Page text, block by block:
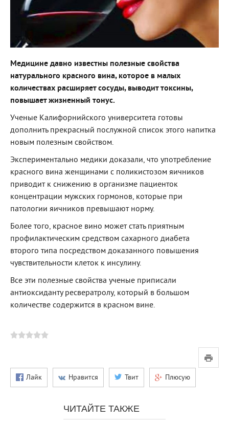
Медицине давно известны полезные свойства
натурального красного вина, которое в малых
количествах расширяет сосуды, выводит токсины,
повышает жизненный тонус.
Ученые Калифорнийского университета готовы
дополнить прекрасный послужной список этого напитка
новым полезным свойством.
Экспериментально медики доказали, что употребление
красного вина женщинами с поликистозом яичников
приводит к снижению в организме пациенток
концентрации мужских гормонов, которые при
патологии яичников превышают норму.
Более того, красное вино может стать приятным
профилактическим средством сахарного диабета
второго типа посредством доказанного повышения
чувствительности клеток к инсулину.
Все эти полезные свойства ученые приписали
антиоксиданту ресвератролу, который в большом
количестве содержится в красном вине.
Лайк Нравится Твит Плюсую
ЧИТАЙТЕ ТАКЖЕ